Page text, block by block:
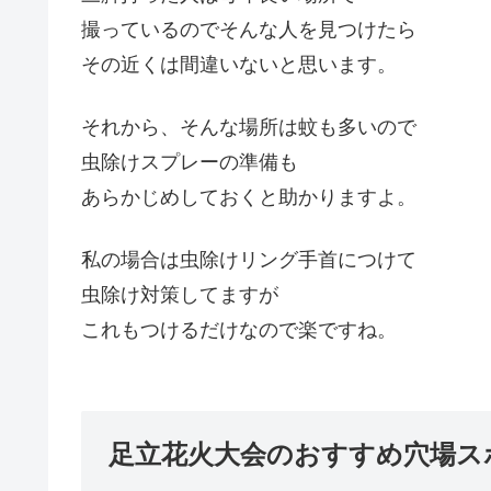
撮っているのでそんな人を見つけたら
その近くは間違いないと思います。
それから、そんな場所は蚊も多いので
虫除けスプレーの準備も
あらかじめしておくと助かりますよ。
私の場合は虫除けリング手首につけて
虫除け対策してますが
これもつけるだけなので楽ですね。
足立花火大会のおすすめ穴場